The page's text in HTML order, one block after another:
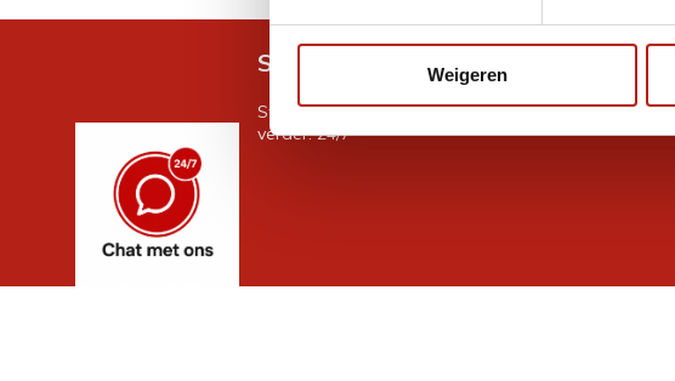
Weigeren
Snel antwoord op je vraag?
Stel je vraag in de chat, en we helpen je graag
verder. 24/7